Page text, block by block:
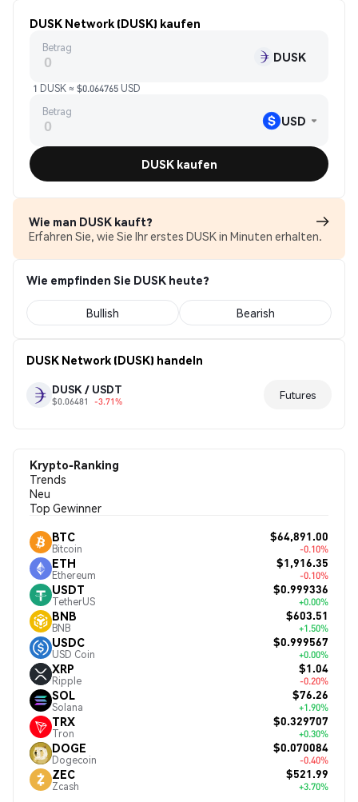
DUSK Network (DUSK) kaufen
Betrag
DUSK
1 DUSK ≈ $0.064765 USD
Betrag
USD
DUSK kaufen
Wie man DUSK kauft?
Erfahren Sie, wie Sie Ihr erstes DUSK in Minuten erhalten.
Wie empfinden Sie DUSK heute?
Bullish Bearish
DUSK Network (DUSK) handeln
DUSK / USDT
$0.06481 -3.71% Futures
Krypto-Ranking
Trends
Neu
Top Gewinner
BTC
Bitcoin
$64,891.00
-0.10%
ETH
Ethereum
$1,916.35
-0.10%
USDT
TetherUS
$0.999336
+0.00%
BNB
BNB
$603.51
+1.50%
USDC
USD Coin
$0.999567
+0.00%
XRP
Ripple
$1.04
-0.20%
SOL
Solana
$76.26
+1.90%
TRX
Tron
$0.329707
+0.30%
DOGE
Dogecoin
$0.070084
-0.40%
ZEC
Zcash
$521.99
+3.70%